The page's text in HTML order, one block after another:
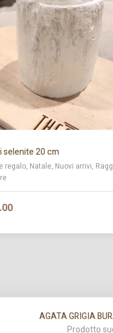
selenite 20 cm
regalo, Natale, Nuovi arrivi,
AL CARRELLO
AGATA GRIGIA
Prodotto